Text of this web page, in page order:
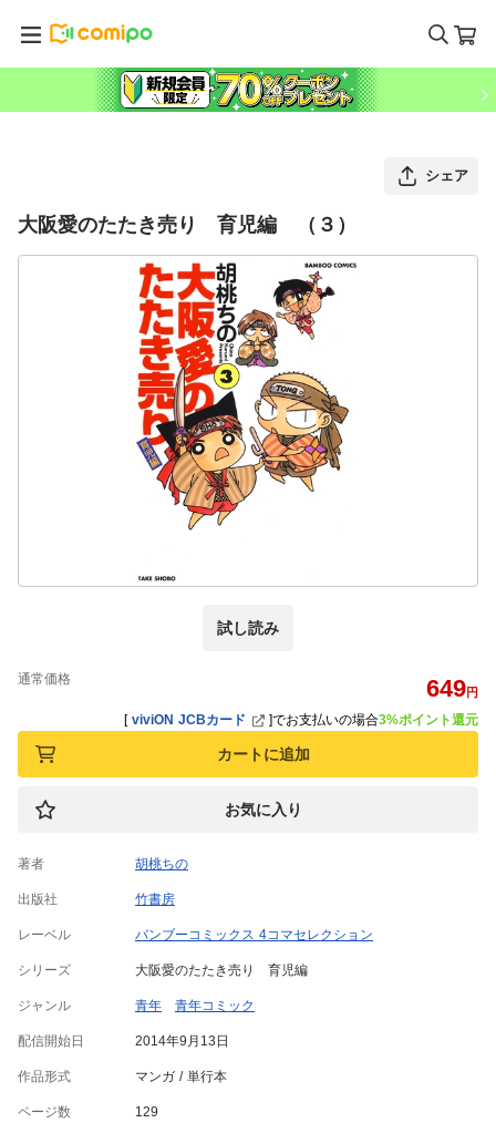
シェア
大阪愛のたたき売り 育児編 （３）
試し読み
通常価格 649円
[ viviON JCBカード ]でお支払いの場合3%ポイント還元
カートに追加
お気に入り
著者 胡桃ちの
出版社 竹書房
レーベル バンブーコミックス 4コマセレクション
シリーズ 大阪愛のたたき売り 育児編
ジャンル 青年 青年コミック
配信開始日 2014年9月13日
作品形式 マンガ 単行本
ページ数 129